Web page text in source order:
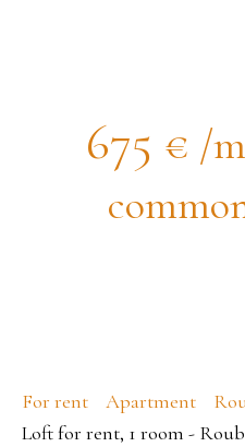
675 € /
For rent Apartment
Loft for rent, 1 room -